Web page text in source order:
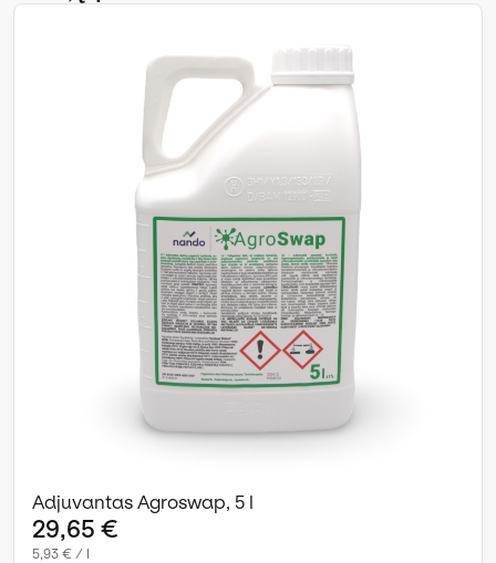
Adjuvantas Agroswap, 5 l
29,65 €
5,93 € / l